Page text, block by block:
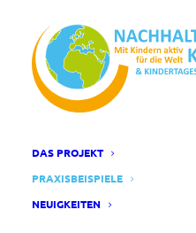
DAS PROJEKT
PRAXISBEISPIELE
NEUIGKEITEN
ABFALL UND